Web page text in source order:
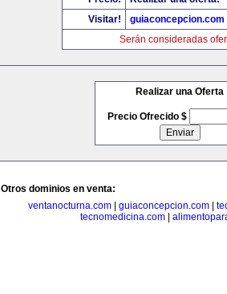
Visitar!
guiaconcepcion.com
Serán consideradas
Realizar una Oferta
Precio Ofrecido $
Otros dominios en venta:
ventanocturna.com| guiaconcepcion.com|
tecnomedicina.com|